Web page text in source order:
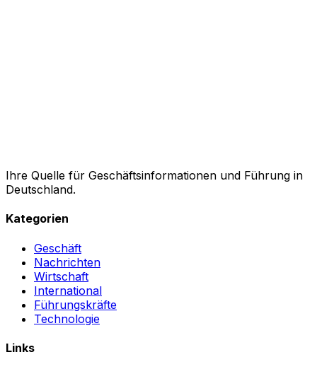
Ihre Quelle für Geschäftsinformationen und Führung in
Deutschland.
Kategorien
Geschäft
Nachrichten
Wirtschaft
International
Führungskräfte
Technologie
Links